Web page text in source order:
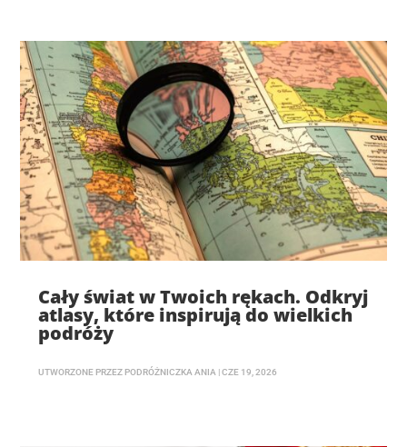
Cały świat w Twoich rękach. Odkryj
atlasy, które inspirują do wielkich
podróży
UTWORZONE PRZEZ PODRÓŻNICZKA ANIA |CZE 19, 2026